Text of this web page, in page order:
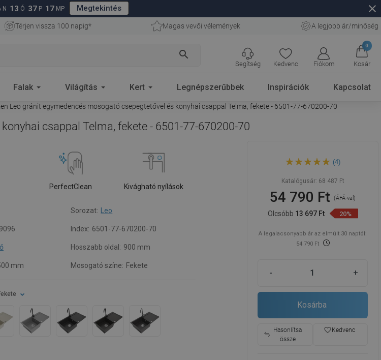
N 13 Ó 37 P 16 MP Megtekintés close
Térjen vissza 100 napig* Magas vevői vélemények A legjobb ár/minőség
search
Kedvenc Fiókom
0
Kosár
Segítség
Falak Világítás Kert Legnépszerűbbek Inspirációk Kapcsolat
Leo gránit egymedencés mosogató csepegtetővel és konyhai csappal Telma, fekete - 6501-77-670200-70
csappal Telma, fekete - 6501-77-670200-70
PerfectClean Kivágható nyílások
Sorozat: Leo
Index: 6501-77-670200-70
Hosszabb oldal: 900 mm
mm Mosogató színe: Fekete
egymedencés mosogató
csappal Telma, fekete - 6501-
77-670200-70
(4)
Katalógusár: 68 487 Ft
54 790 Ft(ÁFÁ-val)
Olcsóbb 13 697 Ft 20%
A legalacsonyabb ár az elmúlt 30 naptól:
54 790 Ft
- +
Kosárba
Hasonlítsa
össze
favorite_borderKedvenc